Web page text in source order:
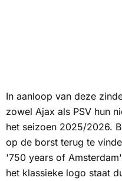
In aanloop van deze
zowel Ajax als PSV hun
het seizoen 2025/2026.
op de borst terug te
'750 years of
het klassieke logo staat